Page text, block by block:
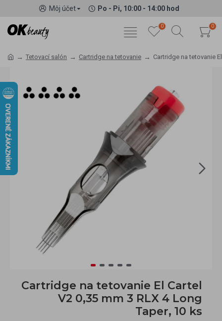
Môj účet Po - Pi, 10:00 - 14:00 hod
0 0
Tetovací salón Cartridge na tetovanie Cartridge na tetovanie
Cartridge na tetovanie El Cartel
V2 0,35 mm 3 RLX 4 Long
Taper, 10 ks